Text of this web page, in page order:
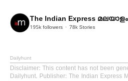
The Indian Express മലയാളം
195k followers 78k Stories
Dailyhunt
Disclaimer: This content has not been
Dailyhunt. Publisher: The Indian Express